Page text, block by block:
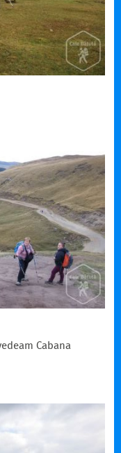
Cabana